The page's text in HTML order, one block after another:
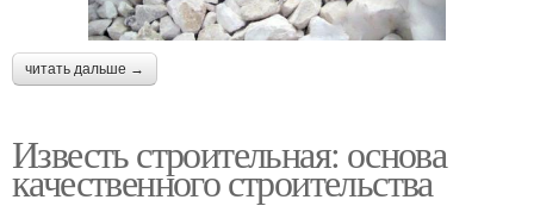
читать дальше →
Известь строительная: основа
качественного строительства